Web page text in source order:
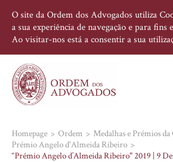
O site da Ordem dos Advogados utiliza
a sua experiência de navegação e para fins
Ao visitar-nos está a consentir a sua
Homepage Ordem
Medalhas e Prémios
Prémio Angelo d'Almeida Ribeiro
“Prémio Angelo d’Almeida Ribeiro" 2019 | 9